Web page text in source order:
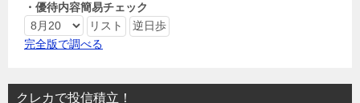
・優待内容簡易チェック
完全版で調べる
クレカで投信積立！